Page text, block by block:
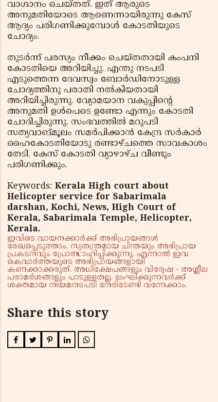
വാഗ്ദാനം ചെയ്തത്. ഇത് ആരുടെ
അനുമതിയോടെ ആണെന്നായിരുന്നു കേസ്
ആദ്യം പരിഗണിക്കുമ്പോള്‍ കോടതിയുടെ
ചോദ്യം.
തുടര്‍ന്ന് പരസ്യം നീക്കം ചെയ്തതായി കംപനി
കോടതിയെ അറിയിച്ചു. എന്തു നടപടി
എടുത്തെന്ന ദേവസ്വം ബോര്‍ഡിനോടുള്ള
ചോദ്യത്തിനു പരാതി നല്‍കിയതായി
അറിയിച്ചിരുന്നു. വ്യോമയാന വകുപ്പിന്റെ
അനുമതി ഉള്‍പെടെ ഉണ്ടോ എന്നും കോടതി
ചോദിച്ചിരുന്നു. സംഭവത്തില്‍ മറുപടി
സത്യവാങ്മൂലം സമര്‍പിക്കാന്‍ കേന്ദ്ര സര്‍കാര്‍
ഹൈകോടതിയോടു രണ്ടാഴ്ചത്തെ സാവകാശം
തേടി. കേസ് കോടതി വ്യാഴാഴ്ച വീണ്ടും
പരിഗണിക്കും.
Keywords: Kerala High court about
Helicopter service for Sabarimala
darshan, Kochi, News, High Court of
Kerala, Sabarimala Temple, Helicopter,
Kerala.
ഇവിടെ വായനക്കാർക്ക് അഭിപ്രായങ്ങൾ
രേഖപ്പെടുത്താം. സ്വതന്ത്രമായ ചിന്തയും അഭിപ്രായ
പ്രകടനവും പ്രോത്സാഹിപ്പിക്കുന്നു. എന്നാൽ ഇവ
കെവാർത്തയുടെ അഭിപ്രായങ്ങളായി
കണക്കാക്കരുത്. അധിക്ഷേപങ്ങളും വിദ്വേഷ - അശ്ലീല
പരാമർശങ്ങളും പാടുള്ളതല്ല. ലംഘിക്കുന്നവർക്ക്
ശക്തമായ നിയമനടപടി നേരിടേണ്ടി വന്നേക്കാം.
Share this story